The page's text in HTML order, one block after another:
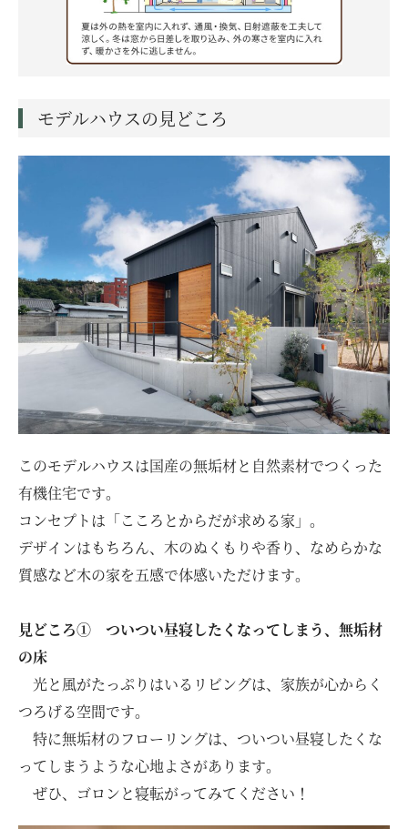
モデルハウスの見どころ
このモデルハウスは国産の無垢材と自然素材でつくった
有機住宅です。
コンセプトは「こころとからだが求める家」。
デザインはもちろん、木のぬくもりや香り、なめらかな
質感など木の家を五感で体感いただけます。
見どころ① ついつい昼寝したくなってしまう、無垢材
の床
光と風がたっぷりはいるリビングは、家族が心からく
つろげる空間です。
特に無垢材のフローリングは、ついつい昼寝したくな
ってしまうような心地よさがあります。
ぜひ、ゴロンと寝転がってみてください！